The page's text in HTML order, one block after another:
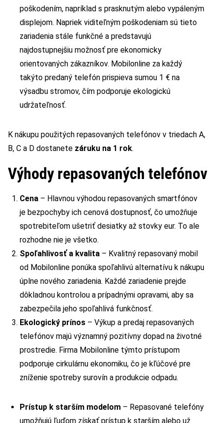
poškodením, napríklad s prasknutým alebo vypáleným
displejom. Napriek viditeľným poškodeniam sú tieto
zariadenia stále funkčné a predstavujú
najdostupnejšiu možnosť pre ekonomicky
orientovaných zákazníkov. Mobilonline za každý
takýto predaný telefón prispieva sumou 1 € na
výsadbu stromov, čím podporuje ekologickú
udržateľnosť.
K nákupu použitých repasovaných telefónov v triedach A,
B, C a D dostanete záruku na 1 rok.
Výhody repasovaných telefónov
Cena – Hlavnou výhodou repasovaných smartfónov
je bezpochyby ich cenová dostupnosť, čo umožňuje
spotrebiteľom ušetriť desiatky až stovky eur. To ale
rozhodne nie je všetko.
Spoľahlivosť a kvalita – Kvalitný repasovaný mobil
od Mobilonline ponúka spoľahlivú alternatívu k nákupu
úplne nového zariadenia. Každé zariadenie prejde
dôkladnou kontrolou a prípadnými opravami, aby sa
zabezpečila jeho spoľahlivá funkčnosť.
Ekologický prínos – Výkup a predaj repasovaných
telefónov majú významný pozitívny dopad na životné
prostredie. Firma Mobilonline týmto prístupom
podporuje cirkulárnu ekonomiku, čo je kľúčové pre
zníženie spotreby surovín a produkcie odpadu.
Prístup k starším modelom – Repasované telefóny
umožňujú ľuďom získať prístup k starším alebo už